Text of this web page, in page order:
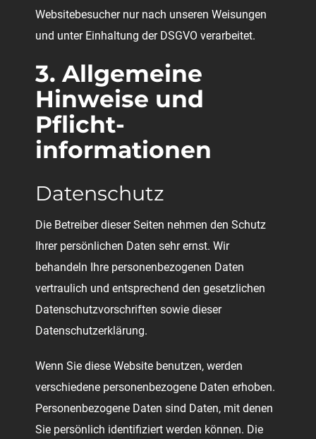
Websitebesucher nur nach unseren Weisungen
und unter Einhaltung der DSGVO verarbeitet.
3. Allgemeine
Hinweise und
Pflicht­
informationen
Datenschutz
Die Betreiber dieser Seiten nehmen den Schutz
Ihrer persönlichen Daten sehr ernst. Wir
behandeln Ihre personenbezogenen Daten
vertraulich und entsprechend den gesetzlichen
Datenschutzvorschriften sowie dieser
Datenschutzerklärung.
Wenn Sie diese Website benutzen, werden
verschiedene personenbezogene Daten erhoben.
Personenbezogene Daten sind Daten, mit denen
Sie persönlich identifiziert werden können. Die